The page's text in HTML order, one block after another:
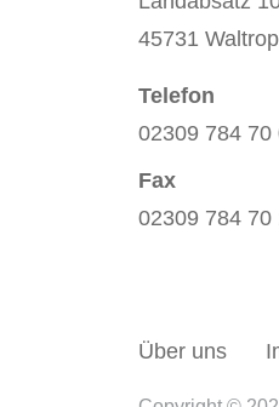
45731 Waltrop
Telefon
02309 784 70
Fax
02309 784 70
Über uns